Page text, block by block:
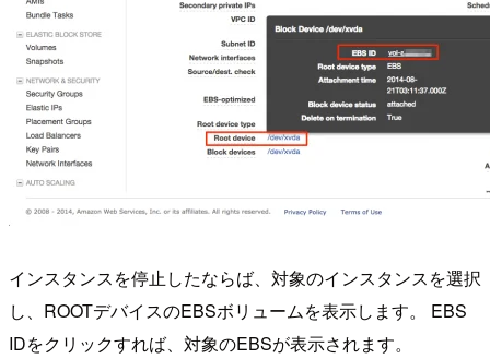
インスタンスを停止したならば、対象のインスタンスを選択
し、ROOTデバイスのEBSボリュームを表示します。 EBS
IDをクリックすれば、対象のEBSが表示されます。